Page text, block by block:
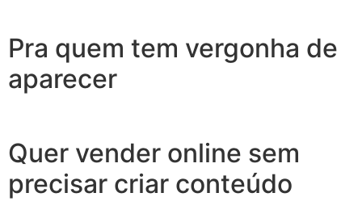
Pra quem tem vergonha de
aparecer
Quer vender online sem
precisar criar conteúdo